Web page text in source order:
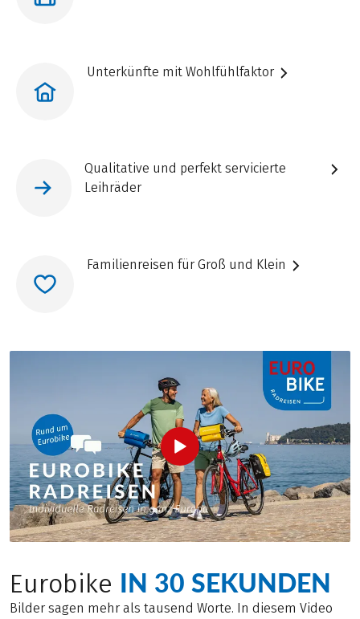
Unterkünfte mit Wohlfühlfaktor
Qualitative und perfekt servicierte
Leihräder
Familienreisen für Groß und Klein
Eurobike IN 30 SEKUNDEN
Bilder sagen mehr als tausend Worte. In diesem Video